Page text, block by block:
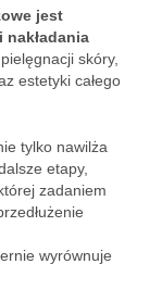
jest
skóry,
estetyki całego
tylko nawilża
etapy,
zadaniem
wyrównuje